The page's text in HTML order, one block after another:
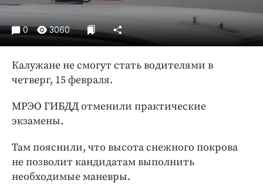
Спорт
Экономика и бизнес
ПРОЕКТЫ
Блоги
Издания
Медиаперсона
Интересное чтиво
Бренд года
Работодатель года
0 3060
Калужане не смогут стать водителями в
четверг, 15 февраля.
МРЭО ГИБДД отменили практические
экзамены.
Там пояснили, что высота снежного покрова
не позволит кандидатам выполнить
необходимые маневры.